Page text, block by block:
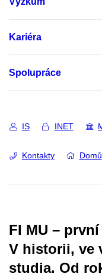
Kariéra
Spolupráce
IS INET
Kontakty Domů
FI MU –
V historii, ve
studia. Od